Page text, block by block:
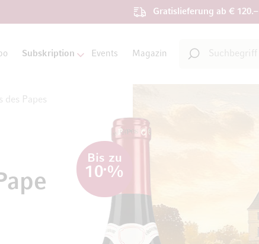
Gratislieferung ab € 120.–
Subskription Events Magazin
Suche
des Papes
Bis zu
10%